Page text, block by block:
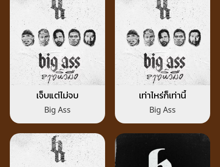
เจ็บแต่ไม่จบ
Big Ass
เท่าไหร่ก็เท่านี้
Big Ass